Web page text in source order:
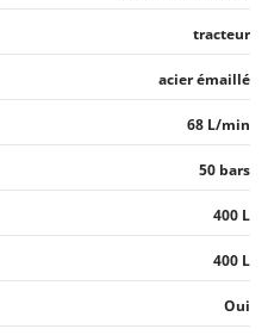
tracteur
acier émaillé
68 L/min
50 bars
400 L
400 L
Oui